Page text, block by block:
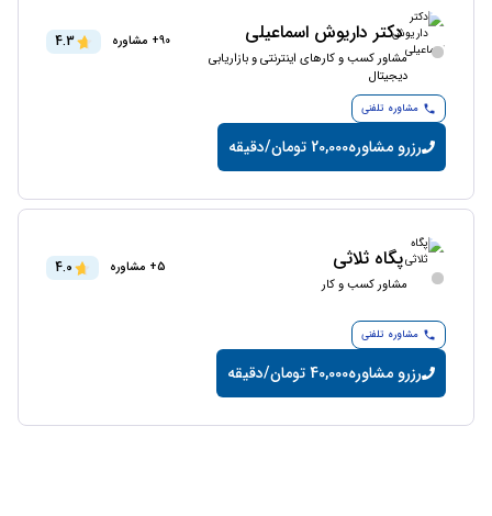
دکتر داریوش اسماعیلی
مشاور کسب و کارهای اینترنتی و بازاریابی
دیجیتال
90+ مشاوره 4.3
مشاوره تلفنی
رزرو مشاوره20,000 تومان/دقیقه
پگاه ثلاثی
مشاور کسب و کار
5+ مشاوره 4.0
مشاوره تلفنی
رزرو مشاوره40,000 تومان/دقیقه